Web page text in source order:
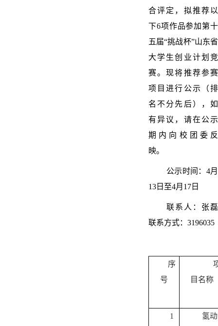
合评定，拟推荐以
下6项作品参加第十
五届“挑战杯”山东省
大学生创业计划竞
赛。现将推荐参赛
项目进行公示（排
名不分先后），如
有异议，请在公示
期内向校团委反
映。
公示时间：4月
13日至4月17日
联系人：张磊
联系方式：3196035
序
号
目名称
1 氢动